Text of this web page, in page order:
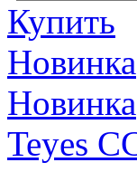
Купить
Новинка
Новинка
Teyes